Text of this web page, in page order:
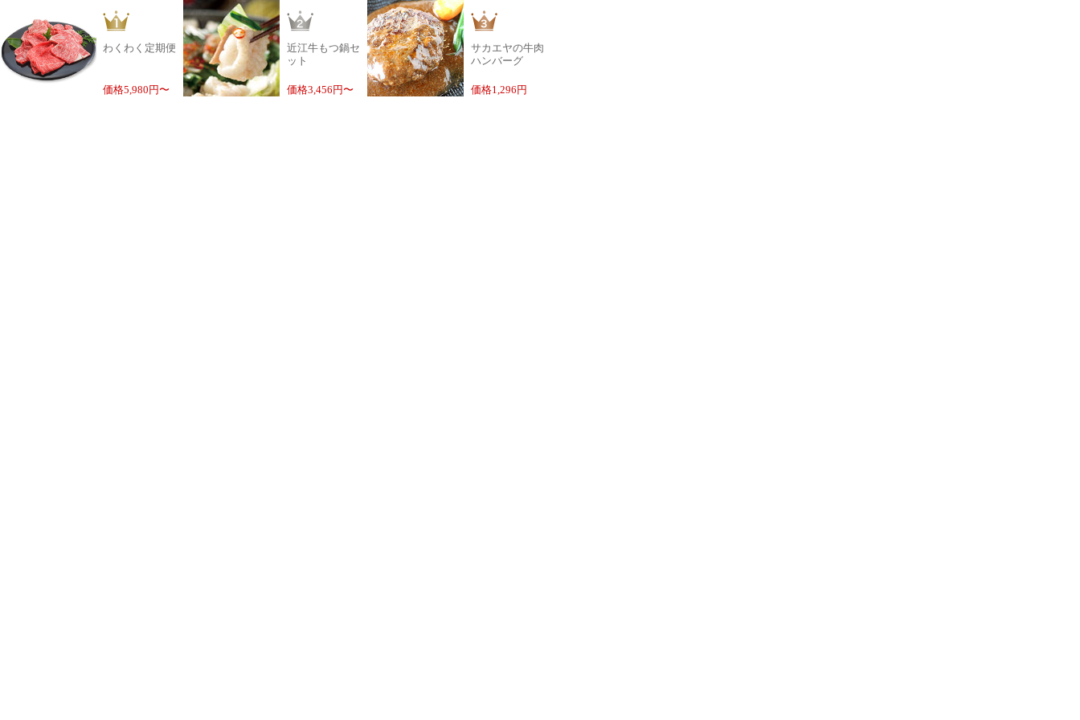
わくわく定期便
近江牛もつ鍋セ
ット
サカエヤの牛肉
ハンバーグ
価格5,980円〜 価格3,456円〜 価格1,296円